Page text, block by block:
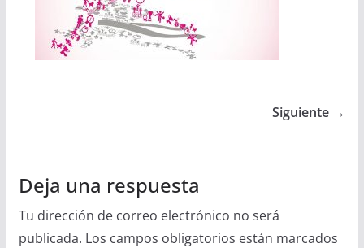
Siguiente →
Deja una respuesta
Tu dirección de correo electrónico no será
publicada. Los campos obligatorios están marcados